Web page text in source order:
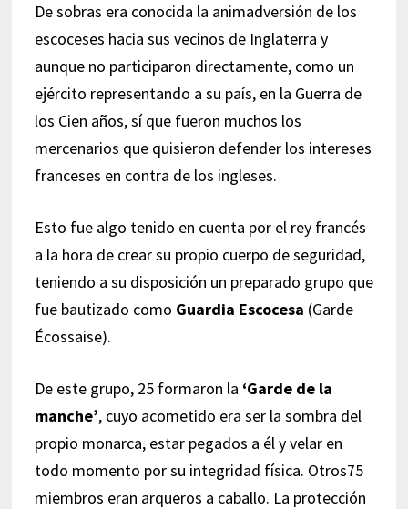
De sobras era conocida la animadversión de los
escoceses hacia sus vecinos de Inglaterra y
aunque no participaron directamente, como un
ejército representando a su país, en la Guerra de
los Cien años, sí que fueron muchos los
mercenarios que quisieron defender los intereses
franceses en contra de los ingleses.
Esto fue algo tenido en cuenta por el rey francés
a la hora de crear su propio cuerpo de seguridad,
teniendo a su disposición un preparado grupo que
fue bautizado como Guardia Escocesa (Garde
Écossaise).
De este grupo, 25 formaron la ‘Garde de la
manche’, cuyo acometido era ser la sombra del
propio monarca, estar pegados a él y velar en
todo momento por su integridad física. Otros75
miembros eran arqueros a caballo. La protección